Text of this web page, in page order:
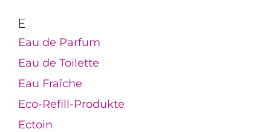
E
Eau de Parfum
Eau de Toilette
Eau Fraîche
Eco-Refill-Produkte
Ectoin